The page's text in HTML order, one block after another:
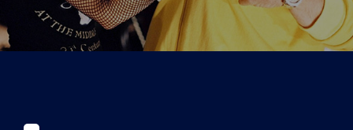
Tickets
Kurier Romy 2026